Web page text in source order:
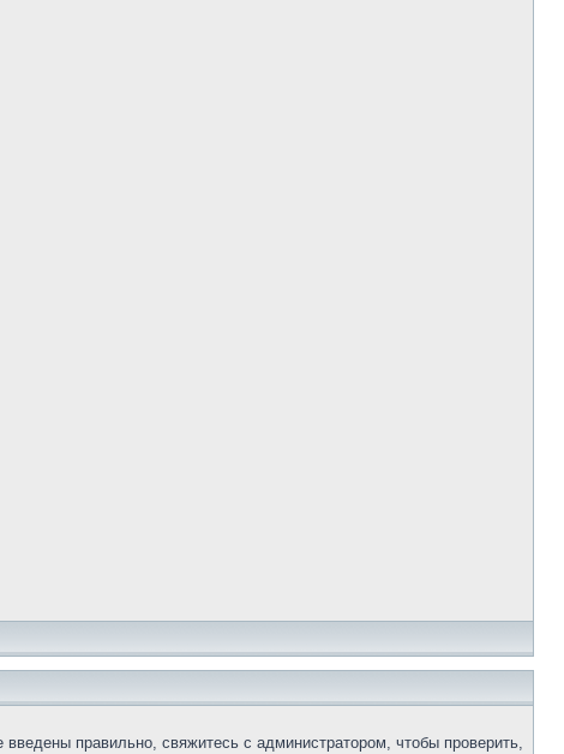
правильно, свяжитесь с администратором, чтобы проверить,